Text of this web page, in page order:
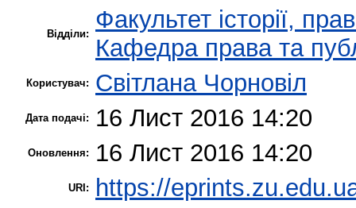
Відділи:
Факультет історії,
Кафедра права та
Користувач: Світлана Чорновіл
Дата подачі: 16 Лист 2016 14:20
Оновлення: 16 Лист 2016 14:20
URI: https://